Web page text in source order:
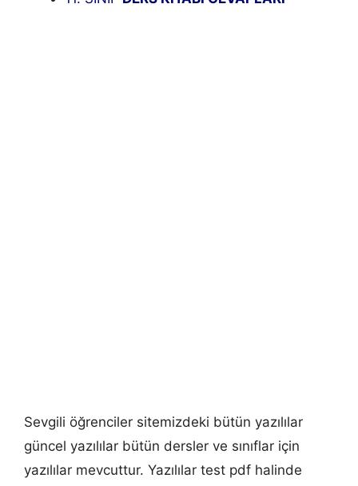
Sevgili öğrenciler sitemizdeki bütün yazılılar
güncel yazılılar bütün dersler ve sınıflar için
yazılılar mevcuttur. Yazılılar test pdf halinde